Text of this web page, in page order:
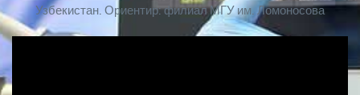
Узбекистан. Ориентир: филиал МГУ им. Ломоносова